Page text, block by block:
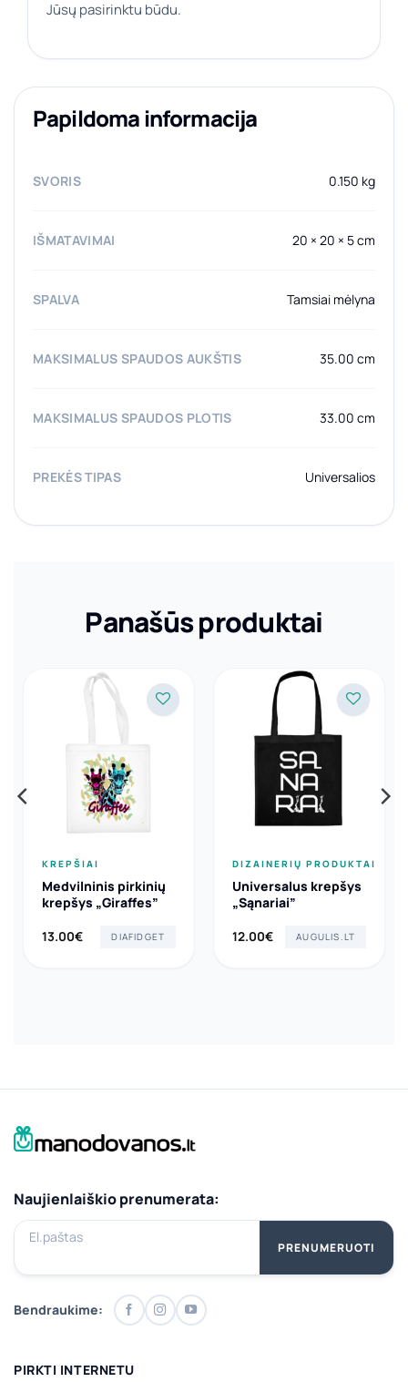
Jūsų pasirinktu būdu.
Papildoma informacija
SVORIS 0.150 kg
IŠMATAVIMAI 20 × 20 × 5 cm
SPALVA Tamsiai mėlyna
MAKSIMALUS SPAUDOS AUKŠTIS 35.00 cm
MAKSIMALUS SPAUDOS PLOTIS 33.00 cm
PREKĖS TIPAS Universalios
Panašūs produktai
KREPŠIAI
Medvilninis pirkinių
krepšys „Giraffes”
13.00€ DIAFIDGET
DIZAINERIŲ PRODUKTAI
Universalus krepšys
„Sąnariai”
12.00€ AUGULIS.LT
Naujienlaiškio prenumerata:
El.paštas
PRENUMERUOTI
Bendraukime:
PIRKTI INTERNETU